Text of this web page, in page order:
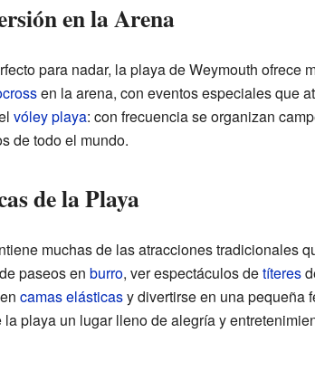
en la Arena
para nadar, la playa de Weymouth ofrece
en la arena, con eventos especiales que
vóley playa: con frecuencia se organizan
de todo el mundo.
de la Playa
muchas de las atracciones tradicionales
paseos en burro, ver espectáculos detíteres
camas elásticasy divertirse en una pequeña
playa un lugar lleno de alegría y